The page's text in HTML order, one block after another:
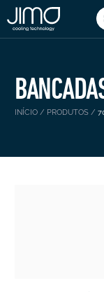
INÍCIO / PRODUTOS /